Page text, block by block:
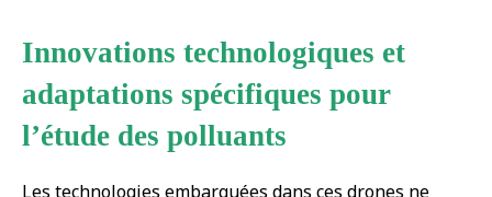
Innovations technologiques et
adaptations spécifiques pour
l’étude des polluants
Les technologies embarquées dans ces drones ne